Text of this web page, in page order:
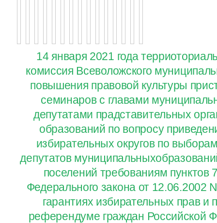
14 января 2021 года
комиссия Всеволожского
повышения правовой культуры
семинаров с главами
депутатами прадставительных
образований по вопросу
избирательных округов по
депутатов
поселений требованиям пунктов
Федерального закона от
гарантиях избирательных прав и
референдуме граждан Российской